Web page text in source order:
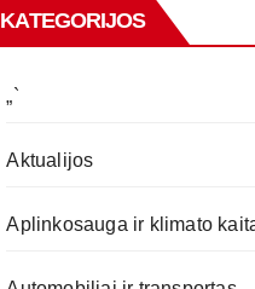
KATEGORIJOS
„`
Aktualijos
Aplinkosauga ir klimato